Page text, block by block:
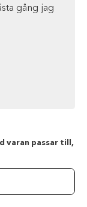
gång jag
varan passar till,